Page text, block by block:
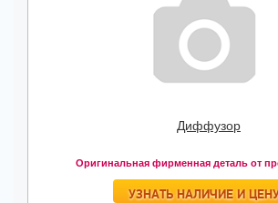
Диффузор
Оригинальная фирменная деталь от
УЗНАТЬ НАЛИЧИЕ И